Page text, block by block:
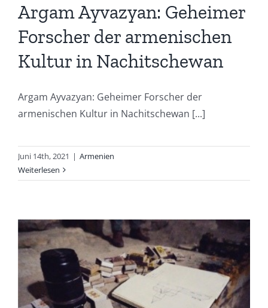
Argam Ayvazyan: Geheimer
Forscher der armenischen
Kultur in Nachitschewan
Argam Ayvazyan: Geheimer Forscher der
armenischen Kultur in Nachitschewan [...]
Juni 14th, 2021 | Armenien
Weiterlesen